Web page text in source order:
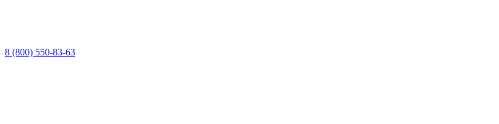
8 (800) 550-83-63